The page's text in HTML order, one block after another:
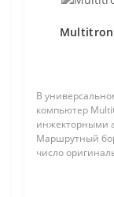
В
компьютер
инжекторными
Маршрутный
число